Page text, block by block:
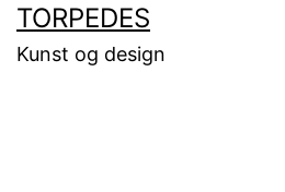
til
innhold
TORPEDES
Kunst og design